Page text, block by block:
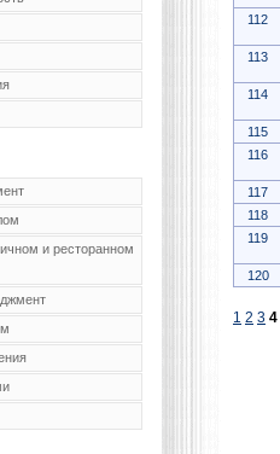
и ресторанном
112
113
114
115
116
117
118
119
120
1 2 3 4